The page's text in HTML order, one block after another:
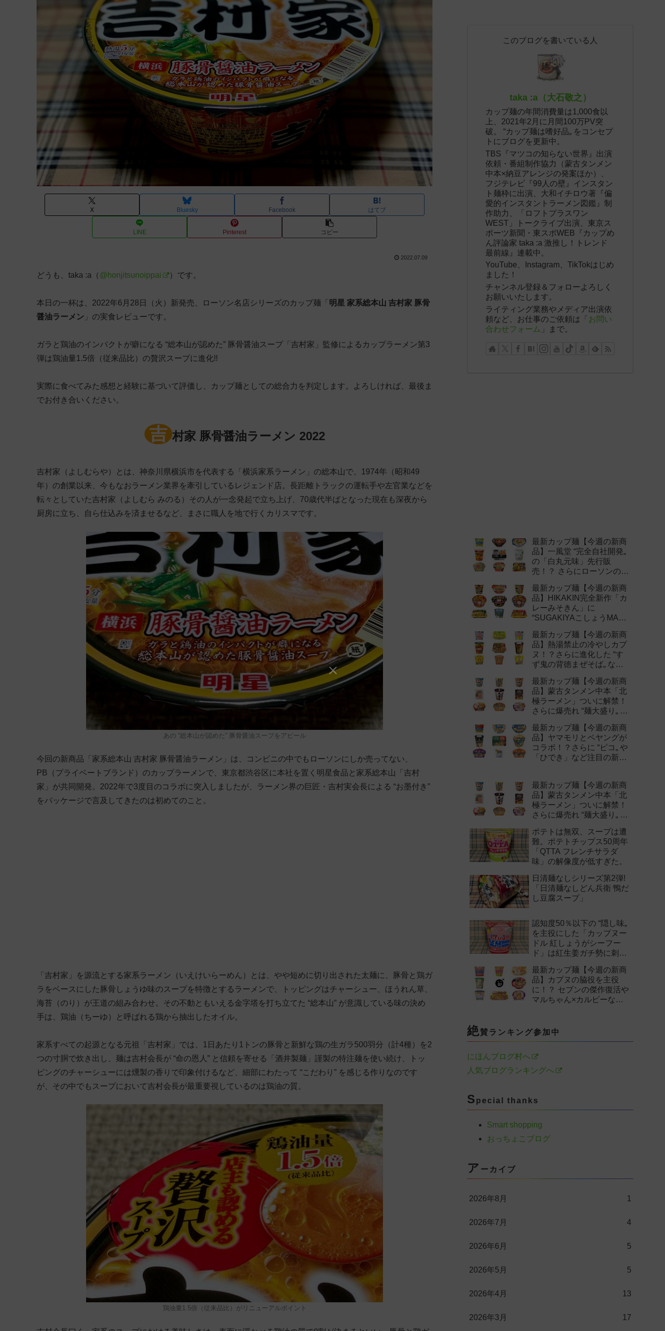
X Bluesky Facebook はてブ
LINE Pinterest コピー
2022.07.09
どうも、taka :a（ @honjitsunoippai ）です。
本日の一杯は、2022年6月28日（火）新発売、ローソン名店シリーズのカップ麺「 明星 家系総本山 吉村家 豚骨
醤油ラーメン 」の実食レビューです。
ガラと鶏油のインパクトが癖になる “総本山が認めた” 豚骨醤油スープ「吉村家」監修によるカップラーメン第3
弾は鶏油量1.5倍（従来品比）の贅沢スープに進化!!
実際に食べてみた感想と経験に基づいて評価し、カップ麺としての総合力を判定します。よろしければ、最後ま
でお付き合いください。
吉 村家 豚骨醤油ラーメン 2022
吉村家（よしむらや）とは、神奈川県横浜市を代表する「横浜家系ラーメン」の総本山で、1974年（昭和49
年）の創業以来、今もなおラーメン業界を牽引しているレジェンド店。長距離トラックの運転手や左官業などを
転々としていた吉村家（よしむら みのる）その人が一念発起で立ち上げ、70歳代半ばとなった現在も深夜から
厨房に立ち、自ら仕込みを済ませるなど、まさに職人を地で行くカリスマです。
あの “総本山が認めた” 豚骨醤油スープをアピール
今回の新商品「家系総本山 吉村家 豚骨醤油ラーメン」は、コンビニの中でもローソンにしか売ってない、
PB（プライベートブランド）のカップラーメンで、東京都渋谷区に本社を置く明星食品と家系総本山「吉村
家」が共同開発。2022年で3度目のコラボに突入しましたが、ラーメン界の巨匠・吉村実会長による “お墨付き”
をパッケージで言及してきたのは初めてのこと。
「吉村家」を源流とする家系ラーメン（いえけいらーめん）とは、やや短めに切り出された太麺に、豚骨と鶏ガ
ラをベースにした豚骨しょうゆ味のスープを特徴とするラーメンで、トッピングはチャーシュー、ほうれん草、
海苔（のり）が王道の組み合わせ。その不動ともいえる金字塔を打ち立てた “総本山” が意識している味の決め
手は、鶏油（ちーゆ）と呼ばれる鶏から抽出したオイル。
家系すべての起源となる元祖「吉村家」では、1日あたり1トンの豚骨と新鮮な鶏の生ガラ500羽分（計4種）を2
つの寸胴で炊き出し、麺は吉村会長が “命の恩人” と信頼を寄せる「酒井製麺」謹製の特注麺を使い続け、トッ
ピングのチャーシューには燻製の香りで印象付けるなど、細部にわたって “こだわり” を感じる作りなのです
が、その中でもスープにおいて吉村会長が最重要視しているのは鶏油の質。
鶏油量1.5倍（従来品比）がリニューアルポイント
このブログを書いている人
taka :a（大石敬之）
カップ麺の年間消費量は1,000食以
上、2021年2月に月間100万PV突
破。 “カップ麺は嗜好品„ をコンセプ
トにブログを更新中。
TBS『マツコの知らない世界』出演
依頼・番組制作協力（蒙古タンメン
中本×納豆アレンジの発案ほか）、
フジテレビ『99人の壁』インスタン
ト麺枠に出演、大和イチロウ著『偏
愛的インスタントラーメン図鑑』制
作助力、「ロフトプラスワン
WEST」トークライブ出演、東京ス
ポーツ新聞・東スポWEB『カップめ
ん評論家 taka :a 激推し！トレンド
最前線』連載中。
YouTube、Instagram、TikTokはじめ
ました！
チャンネル登録＆フォローよろしく
お願いいたします。
ライティング業務やメディア出演依
頼など、お仕事のご依頼は「 お問い
合わせフォーム 」まで。
最新カップ麺【今週の新商
品】一風堂 “完全自社開発„
の「白丸元味」先行販
売！？ さらにローソンの激
新作まとめ！
最新カップ麺【今週の新商
品】HIKAKIN完全新作「カ
レーみそきん」に
“SUGAKIYAこしょうMAX„
最新カップ麺【今週の新商
品】熱湯禁止の冷やしカプ
ヌ！？さらに進化した “す
ず鬼の背徳まぜそば„ など
最新カップ麺【今週の新商
品】蒙古タンメン中本「北
極ラーメン」ついに解禁！
さらに爆売れ “麺大盛り„ シ
作まとめ！
最新カップ麺【今週の新商
品】ヤマモリとペヤングが
コラボ！？さらに “ピコ„ や
「ひでき」など注目の新作
最新カップ麺【今週の新商
品】蒙古タンメン中本「北
極ラーメン」ついに解禁！
さらに爆売れ “麺大盛り„ シ
作まとめ！
ポテトは無双、スープは遭
難。ポテトチップス50周年
「QTTA フレンチサラダ
味」の解像度が低すぎた。
日清麺なしシリーズ第2弾!
「日清麺なしどん兵衛 鴨だ
し豆腐スープ」
認知度50％以下の “隠し味„
を主役にした「カップヌー
ドル 紅しょうがシーフー
ド」は紅生姜ガチ勢に刺さ
最新カップ麺【今週の新商
品】カプヌの脇役を主役
に！？ セブンの傑作復活や
マルちゃん×カルビーなど
絶賛ランキング参加中
にほんブログ村へ
人気ブログランキングへ
S pecial thanks
Smart shopping
おっちょこブログ
ア ーカイブ
2026年8月 1
2026年7月 4
2026年6月 5
2026年5月 5
2026年4月 13
2026年3月 17